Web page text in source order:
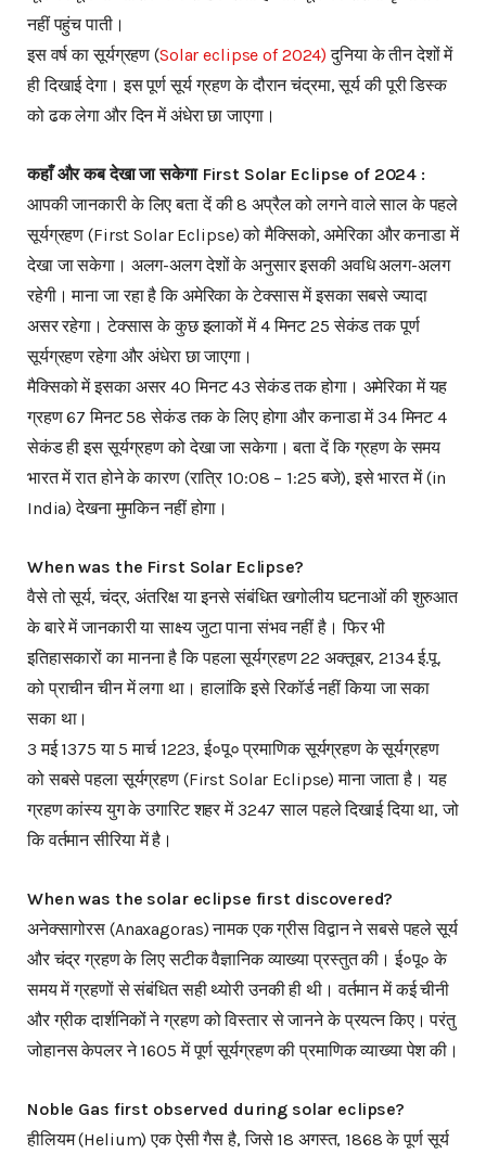
नहीं पहुंच पाती।
इस वर्ष का सूर्यग्रहण (Solar eclipse of 2024) दुनिया के तीन देशों में
ही दिखाई देगा। इस पूर्ण सूर्य ग्रहण के दौरान चंद्रमा, सूर्य की पूरी डिस्क
को ढक लेगा और दिन में अंधेरा छा जाएगा।
कहाँ और कब देखा जा सकेगा First Solar Eclipse of 2024 :
आपकी जानकारी के लिए बता दें की 8 अप्रैल को लगने वाले साल के पहले
सूर्यग्रहण (First Solar Eclipse) को मैक्सिको, अमेरिका और कनाडा में
देखा जा सकेगा। अलग-अलग देशों के अनुसार इसकी अवधि अलग-अलग
रहेगी। माना जा रहा है कि अमेरिका के टेक्सास में इसका सबसे ज्यादा
असर रहेगा। टेक्सास के कुछ इलाकों में 4 मिनट 25 सेकंड तक पूर्ण
सूर्यग्रहण रहेगा और अंधेरा छा जाएगा।
मैक्सिको में इसका असर 40 मिनट 43 सेकंड तक होगा। अमेरिका में यह
ग्रहण 67 मिनट 58 सेकंड तक के लिए होगा और कनाडा में 34 मिनट 4
सेकंड ही इस सूर्यग्रहण को देखा जा सकेगा। बता दें कि ग्रहण के समय
भारत में रात होने के कारण (रात्रि 10:08 – 1:25 बजे), इसे भारत में (in
India) देखना मुमकिन नहीं होगा।
When was the First Solar Eclipse?
वैसे तो सूर्य, चंद्र, अंतरिक्ष या इनसे संबंधित खगोलीय घटनाओं की शुरुआत
के बारे में जानकारी या साक्ष्य जुटा पाना संभव नहीं है। फिर भी
इतिहासकारों का मानना है कि पहला सूर्यग्रहण 22 अक्तूबर, 2134 ई.पू.
को प्राचीन चीन में लगा था। हालांकि इसे रिकॉर्ड नहीं किया जा सका
सका था।
3 मई 1375 या 5 मार्च 1223, ई०पू० प्रमाणिक सूर्यग्रहण के सूर्यग्रहण
को सबसे पहला सूर्यग्रहण (First Solar Eclipse) माना जाता है। यह
ग्रहण कांस्य युग के उगारिट शहर में 3247 साल पहले दिखाई दिया था, जो
कि वर्तमान सीरिया में है।
When was the solar eclipse first discovered?
अनेक्सागोरस (Anaxagoras) नामक एक ग्रीस विद्वान ने सबसे पहले सूर्य
और चंद्र ग्रहण के लिए सटीक वैज्ञानिक व्याख्या प्रस्तुत की। ई०पू० के
समय में ग्रहणों से संबंधित सही थ्योरी उनकी ही थी। वर्तमान में कई चीनी
और ग्रीक दार्शनिकों ने ग्रहण को विस्तार से जानने के प्रयत्न किए। परंतु
जोहानस केपलर ने 1605 में पूर्ण सूर्यग्रहण की प्रमाणिक व्याख्या पेश की।
Noble Gas first observed during solar eclipse?
हीलियम (Helium) एक ऐसी गैस है, जिसे 18 अगस्त, 1868 के पूर्ण सूर्य